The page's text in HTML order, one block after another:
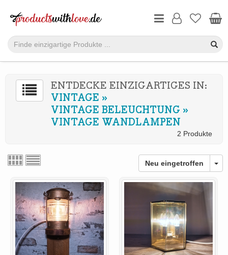
ENTDECKE EINZIGARTIGES IN:
VINTAGE »
VINTAGE BELEUCHTUNG »
VINTAGE WANDLAMPEN
2 Produkte
Neu eingetroffen